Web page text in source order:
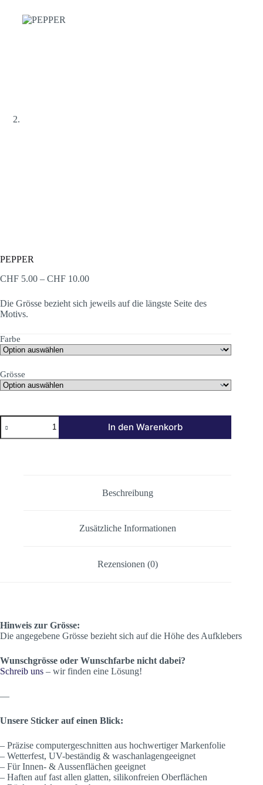
PEPPER
CHF 5.00 – CHF 10.00Preisspanne:
bis
CHF 10.00
Die Grösse bezieht sich jeweils auf die längste Seite des
Motivs.
Farbe
Grösse
PEPPER
Menge
In den Warenkorb
Beschreibung
Zusätzliche Informationen
Rezensionen (0)
Hinweis zur Grösse:
Die angegebene Grösse bezieht sich auf die Höhe des Aufklebers
Wunschgrösse oder Wunschfarbe nicht dabei?
Schreib uns – wir finden eine Lösung!
—
Unsere Sticker auf einen Blick:
– Präzise computergeschnitten aus hochwertiger Markenfolie
– Wetterfest, UV-beständig & waschanlagengeeignet
– Für Innen- & Aussenflächen geeignet
– Haften auf fast allen glatten, silikonfreien Oberflächen